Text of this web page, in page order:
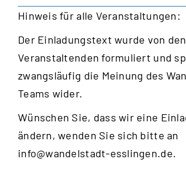
Hinweis für alle Veranstaltungen:
Der Einladungstext wurde von den
Veranstaltenden formuliert und
zwangsläufig die Meinung des
Teams wider.
Wünschen Sie, dass wir eine
ändern, wenden Sie sich bitte an
info@wandelstadt-esslingen.de.